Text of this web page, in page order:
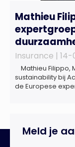
Mathieu
Insurance | 14-
Mathieu Filippo,
sustainability bij
de Europese
Europese
Meld je